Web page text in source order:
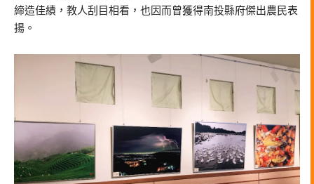
締造佳績，教人刮目相看，也因而曾獲得南投縣府傑出農民表
揚。